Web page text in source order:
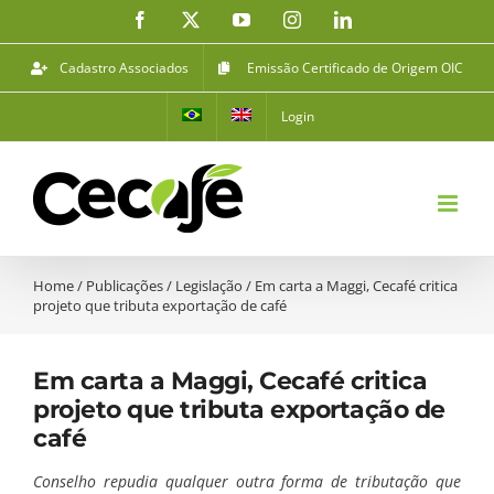
conteúdo
Facebook YouTubeInstagramLinkedIn
Cadastro Associados Emissão Certificado de Origem OIC
Login
Home/ Publicações/ Legislação / Em carta a Maggi, Cecafé critica
projeto que tributa exportação de café
Em carta a Maggi, Cecafé critica
projeto que tributa exportação de
café
Conselho repudia qualquer outra forma de tributação que